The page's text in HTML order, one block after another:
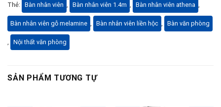
Thẻ: Bàn nhân viên Bàn nhân viên 1.4m Bàn nhân viên athena
Bàn nhân viên gỗ melamine Bàn nhân viên liền hộc Bàn văn phòng
Nội thất văn phòng
SẢN PHẨM TƯƠNG TỰ